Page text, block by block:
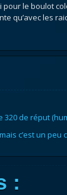
pour le boulot
qu’avec les
320 de réput
c’est un peu
: